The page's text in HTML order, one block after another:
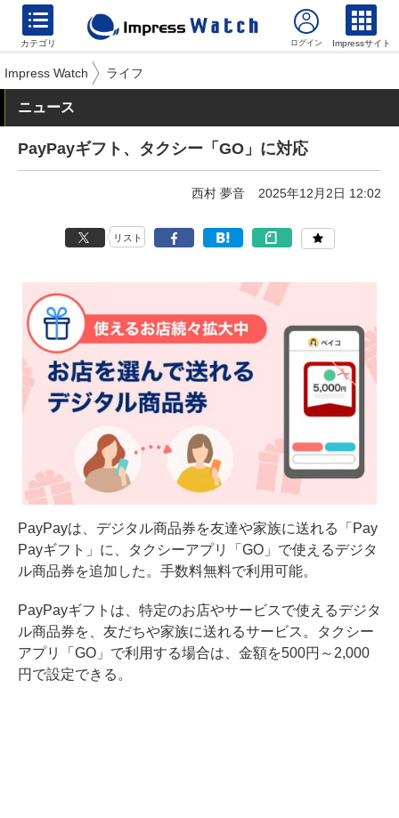
カテゴリ Impressサイト
Impress Watch ライフ
ニュース
PayPayギフト、タクシー「GO」に対応
西村 夢音 2025年12月2日 12:02
リスト
PayPayは、デジタル商品券を友達や家族に送れる「Pay
Payギフト」に、タクシーアプリ「GO」で使えるデジタ
ル商品券を追加した。手数料無料で利用可能。
PayPayギフトは、特定のお店やサービスで使えるデジタ
ル商品券を、友だちや家族に送れるサービス。タクシー
アプリ「GO」で利用する場合は、金額を500円～2,000
円で設定できる。